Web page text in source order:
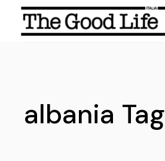
albania Tag